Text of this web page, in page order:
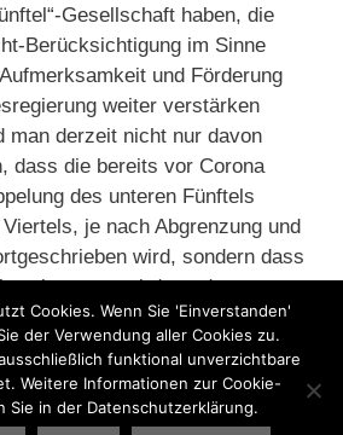
Gesellschaft haben, die
Berücksichtigung im Sinne
und Förderung
weiter verstärken
man derzeit nicht nur davon
dass die bereits vor Corona
des unteren Fünftels
je nach Abgrenzung und
wird, sondern dass
kommen wird, so dass es
wird, da wieder
,Ungleichheit
Cookies. Wenn Sie 'Einverstanden'
der Verwendung aller Cookies zu.
funktional unverzichtbare
Weitere Informationen zur Cookie-
Sie in der Datenschutzerklärung.